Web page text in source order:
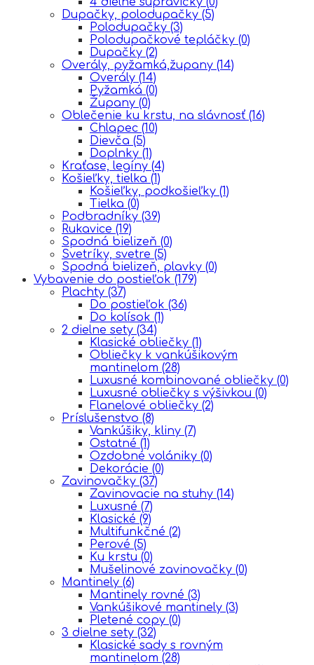
Dupačky, polodupačky (5)
Polodupačky (3)
Polodupačkové tepláčky (0)
Dupačky (2)
Overály, pyžamká,župany (14)
Overály (14)
Pyžamká (0)
Župany (0)
Oblečenie ku krstu, na slávnosť (16)
Chlapec (10)
Dievča (5)
Doplnky (1)
Kraťase, legíny (4)
Košieľky, tielka (1)
Košieľky, podkošieľky (1)
Tielka (0)
Podbradníky (39)
Rukavice (19)
Spodná bielizeň (0)
Svetríky, svetre (5)
Spodná bielizeň, plavky (0)
Vybavenie do postieľok (179)
Plachty (37)
Do postieľok (36)
Do kolísok (1)
2 dielne sety (34)
Klasické obliečky (1)
Obliečky k vankúšikovým
mantinelom (28)
Luxusné kombinované obliečky (0)
Luxusné obliečky s výšivkou (0)
Flanelové obliečky (2)
Príslušenstvo (8)
Vankúšiky, kliny (7)
Ostatné (1)
Ozdobné volániky (0)
Dekorácie (0)
Zavinovačky (37)
Zavinovacie na stuhy (14)
Luxusné (7)
Klasické (9)
Multifunkčné (2)
Perové (5)
Ku krstu (0)
Mušelinové zavinovačky (0)
Mantinely (6)
Mantinely rovné (3)
Vankúšikové mantinely (3)
Pletené copy (0)
3 dielne sety (32)
Klasické sady s rovným
mantinelom (28)